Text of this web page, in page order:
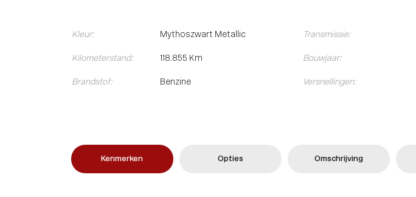
Kleur: Mythoszwart Metallic
Kilometerstand: 118.855 Km
Brandstof: Benzine
Transmissie:
Bouwjaar:
Versnellingen:
Kenmerken Opties Omschrijving